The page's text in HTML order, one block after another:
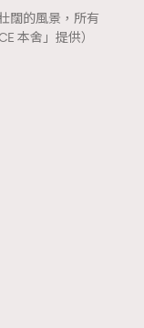
闊的風景，所有
本舍」提供）